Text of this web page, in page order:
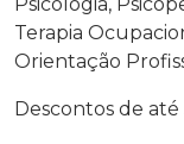
Psicologia,
Terapia
Orientação
Descontos de